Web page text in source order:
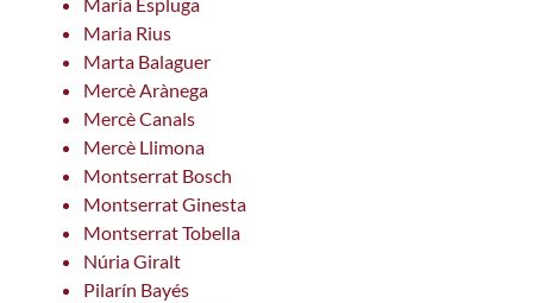
Maria Espluga
Maria Rius
Marta Balaguer
Mercè Arànega
Mercè Canals
Mercè Llimona
Montserrat Bosch
Montserrat Ginesta
Montserrat Tobella
Núria Giralt
Pilarín Bayés